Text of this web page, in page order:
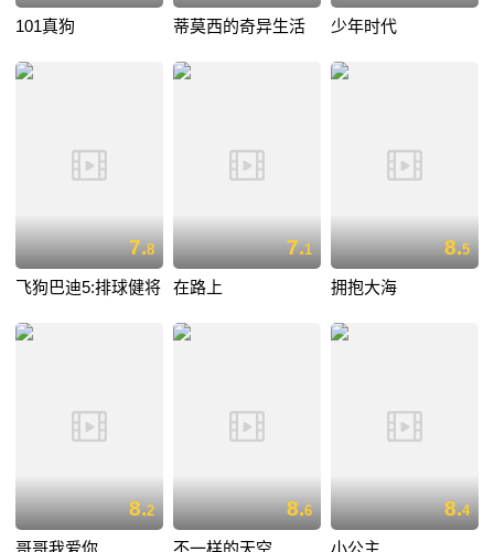
101真狗 蒂莫西的奇异生活 少年时代
7.8
飞狗巴迪5:排球健将
7.1
在路上
8.5
拥抱大海
8.2 8.6 8.4